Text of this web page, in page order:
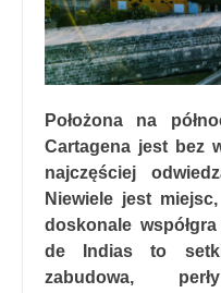
Położona na
Cartagena jest bez
najczęściej
Niewiele jest
doskonale
de Indias to
zabudowa,